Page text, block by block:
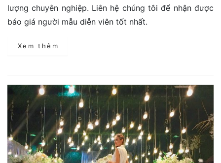
lượng chuyên nghiệp. Liên hệ chúng tôi để nhận được
báo giá người mẫu diễn viên tốt nhất.
Xem thêm